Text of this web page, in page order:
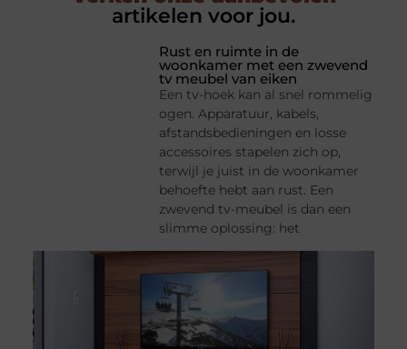
artikelen voor jou.
Rust en ruimte in de
woonkamer met een zwevend
tv meubel van eiken
Een tv-hoek kan al snel rommelig
ogen. Apparatuur, kabels,
afstandsbedieningen en losse
accessoires stapelen zich op,
terwijl je juist in de woonkamer
behoefte hebt aan rust. Een
zwevend tv-meubel is dan een
slimme oplossing: het